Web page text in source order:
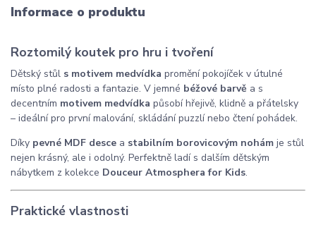
Informace o produktu
Roztomilý koutek pro hru i tvoření
Dětský stůl s motivem medvídka promění pokojíček v útulné
místo plné radosti a fantazie. V jemné béžové barvě a s
decentním motivem medvídka působí hřejivě, klidně a přátelsky
– ideální pro první malování, skládání puzzlí nebo čtení pohádek.
Díky pevné MDF desce a stabilním borovicovým nohám je stůl
nejen krásný, ale i odolný. Perfektně ladí s dalším dětským
nábytkem z kolekce Douceur Atmosphera for Kids.
Praktické vlastnosti